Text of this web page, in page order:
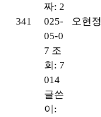
341
짜: 2
025-
05-0
7 조
회: 7
014
글쓴
이:
오현정